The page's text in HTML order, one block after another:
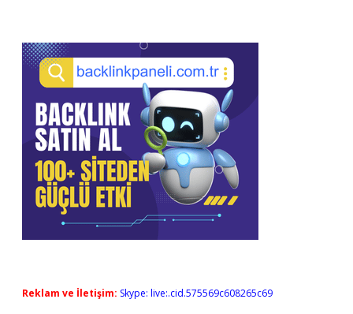
Reklam ve İletişim: Skype: live:.cid.575569c608265c69